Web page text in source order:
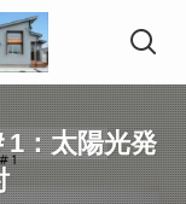
1：太陽光発